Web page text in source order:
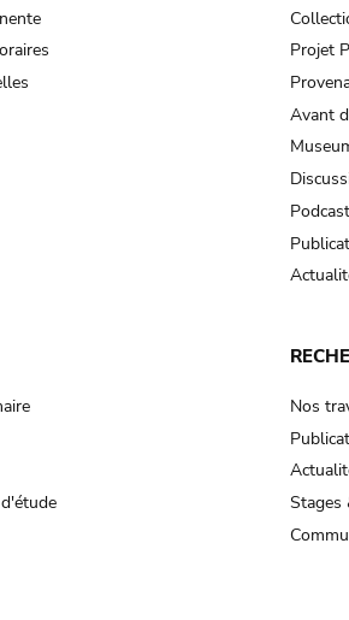
Projet
Avant
Nos
Stages